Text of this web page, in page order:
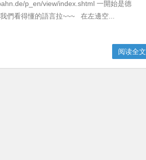
p_en/view/index.shtml 一開始是德
們看得懂的語言拉~~~ 在左邊空...
阅读全文